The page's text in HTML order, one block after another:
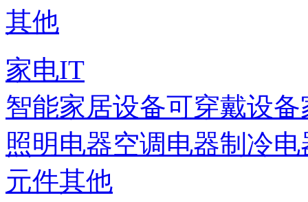
其他
家电IT
智能家居设备可穿戴设备
照明电器空调电器制冷电
元件其他